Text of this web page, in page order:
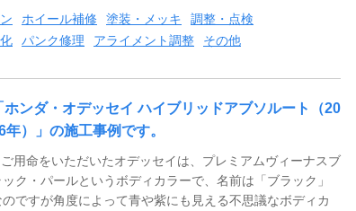
ホイール補修 塗装・メッキ
調整・点検
パンク修理 アライメント調整 その他
ホンダ・オデッセイ ハイブリッドアブソルート（20
年）」の施工事例です。
用命をいただいたオデッセイは、プレミアムヴィーナスブ
ック・パールというボディカラーで、名前は「ブラック」
のですが角度によって青や紫にも見える不思議なボディカ